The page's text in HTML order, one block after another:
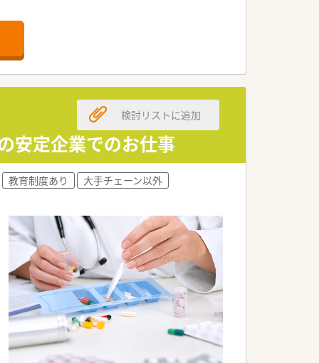
聞いております。
持ちよく働けるような環境作りをして
りと教育基盤がある同社で育成され
ップしています。
具合を評価しております。
に考えサポートしています。
て地域に愛される薬局を目指していま
安定企業でのお仕事
検討リストに追加
教育制度あり
大手チェーン以外